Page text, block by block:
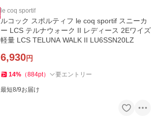
le coq sportif
ルコック スポルティフ le coq sportif スニーカ
ー LCS テルナウォーク II レディース 2Eワイズ
軽量 LCS TELUNA WALK II LU6SSN20LZ
6,930円
14% （884pt） 要エントリー
最短8/9お届け